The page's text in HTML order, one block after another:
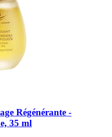
Régénérante -​
35 ml